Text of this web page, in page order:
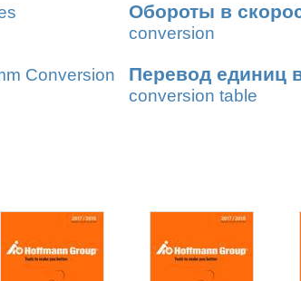
Обороты в
conversion
Conversion
Перевод единиц
conversion table